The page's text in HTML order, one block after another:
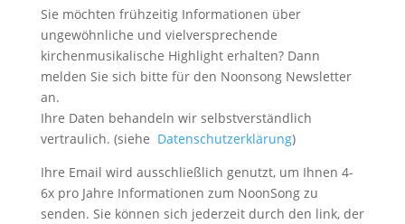
Sie möchten frühzeitig Informationen über
ungewöhnliche und vielversprechende
kirchenmusikalische Highlight erhalten? Dann
melden Sie sich bitte für den Noonsong Newsletter
an.
Ihre Daten behandeln wir selbstverständlich
vertraulich. (siehe Datenschutzerklärung)
Ihre Email wird ausschließlich genutzt, um Ihnen 4-
6x pro Jahre Informationen zum NoonSong zu
senden. Sie können sich jederzeit durch den link, der